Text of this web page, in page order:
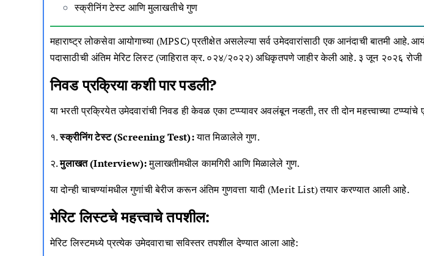
स्क्रीनिंग टेस्ट आणि मुलाखतीचे गुण
महाराष्ट्र लोकसेवा आयोगाच्या (MPSC) प्रतीक्षेत असलेल्या सर्व उमेदवारांसाठी एक आनंदाची बातमी आहे.
पदासाठीची अंतिम मेरिट लिस्ट (जाहिरात क्र. ०२४/२०२२) अधिकृतपणे जाहीर केली आहे. ३ जून २०२६ रोजी
निवड प्रक्रिया कशी पार पडली?
या भरती प्रक्रियेत उमेदवारांची निवड ही केवळ एका टप्प्यावर अवलंबून नव्हती, तर ती दोन महत्त्वाच्या
१.स्क्रीनिंग टेस्ट (Screening Test):यात मिळालेले गुण.
२.मुलाखत (Interview):मुलाखतीमधील कामगिरी आणि मिळालेले गुण.
या दोन्ही चाचण्यांमधील गुणांची बेरीज करून अंतिम गुणवत्ता यादी (Merit List) तयार करण्यात आली आहे.
मेरिट लिस्टचे महत्त्वाचे तपशील:
मेरिट लिस्टमध्ये प्रत्येक उमेदवाराचा सविस्तर तपशील देण्यात आला आहे: